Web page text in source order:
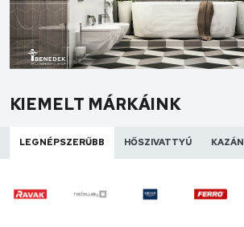
KIEMELT MÁRKÁINK
LEGNÉPSZERŰBB HŐSZIVATTYÚ KAZÁN